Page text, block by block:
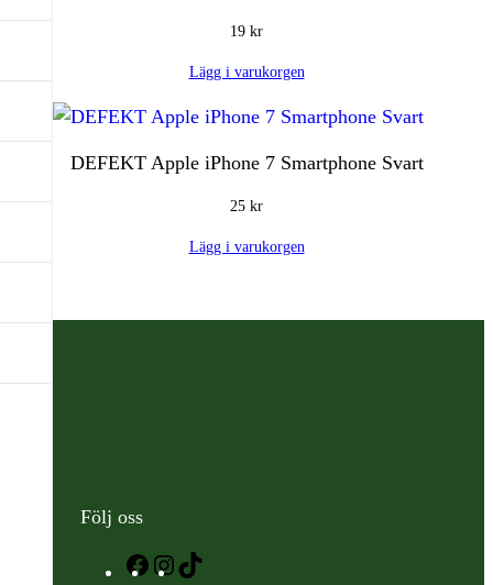
19 kr
Lägg i varukorgen
DEFEKT Apple iPhone 7 Smartphone Svart
25 kr
Lägg i varukorgen
Följ oss
Facebook
Instagram